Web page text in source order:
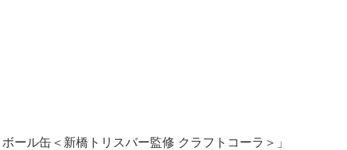
ール缶＜新橋トリスバー監修 クラフトコーラ＞」